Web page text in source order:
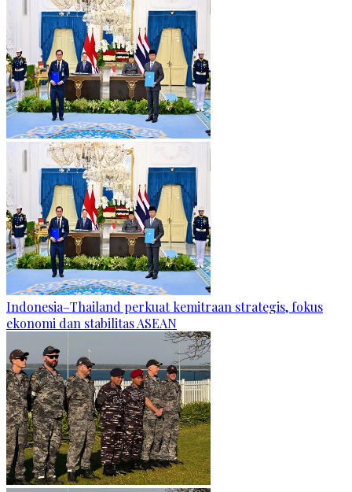
Indonesia–Thailand perkuat kemitraan strategis, fokus
ekonomi dan stabilitas ASEAN